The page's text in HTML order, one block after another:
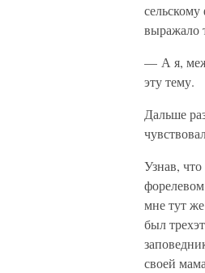
выражало
— А я,
эту тему.
Дальше
Узнав,
мне тут
был
своей